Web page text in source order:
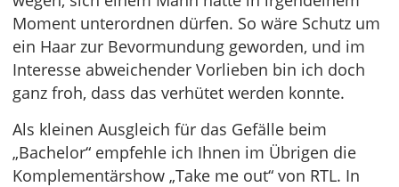
Moment unterordnen dürfen. So wäre Schutz um
ein Haar zur Bevormundung geworden, und im
Interesse abweichender Vorlieben bin ich doch
ganz froh, dass das verhütet werden konnte.
Als kleinen Ausgleich für das Gefälle beim
„Bachelor“ empfehle ich Ihnen im Übrigen die
Komplementärshow „Take me out“ von RTL. In